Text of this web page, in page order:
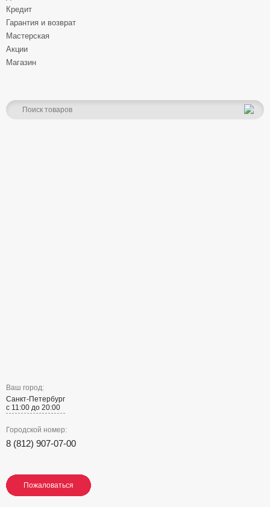
Кредит
Гарантия и возврат
Мастерская
Акции
Магазин
Ваш город:
Санкт-Петербург
с 11:00 до 20:00
Городской номер:
8 (812) 907-07-00
Пожаловаться
Пожаловаться
Пожаловаться